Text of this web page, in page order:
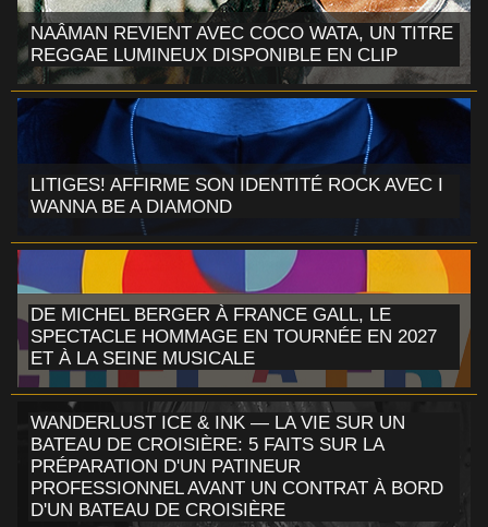
NAÂMAN REVIENT AVEC COCO WATA, UN TITRE
REGGAE LUMINEUX DISPONIBLE EN CLIP
LITIGES! AFFIRME SON IDENTITÉ ROCK AVEC I
WANNA BE A DIAMOND
DE MICHEL BERGER À FRANCE GALL, LE
SPECTACLE HOMMAGE EN TOURNÉE EN 2027
ET À LA SEINE MUSICALE
WANDERLUST ICE & INK — LA VIE SUR UN
BATEAU DE CROISIÈRE: 5 FAITS SUR LA
PRÉPARATION D'UN PATINEUR
PROFESSIONNEL AVANT UN CONTRAT À BORD
D'UN BATEAU DE CROISIÈRE